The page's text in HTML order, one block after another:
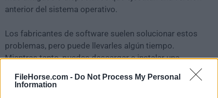
FileHorse.com - Do Not Process My Personal
Information
anterior del sistema operativo.
Los fabricantes de software suelen solucionar estos
problemas, pero puede llevarles algún tiempo.
Mientras tanto, puedes descargar e instalar una